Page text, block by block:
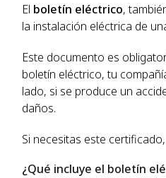
El boletín eléctrico,
la instalación eléctrica de
Este documento es
boletín eléctrico, tu
lado, si se produce un
daños.
Si necesitas este
¿Qué incluye el boletín